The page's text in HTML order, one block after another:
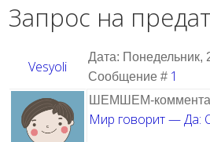
Запрос на
Vesyoli
Дата: Понедельник,
Сообщение # 1
Мир говорит — Да: